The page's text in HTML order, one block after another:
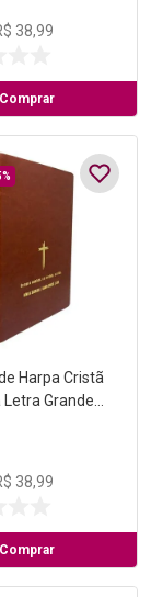
38,99
Comprar
Harpa Cristã
Letra Grande
38,99
Comprar